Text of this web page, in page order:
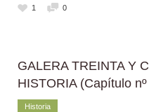
1 0
GALERA TREINTA Y
HISTORIA (Capítulo
Historia